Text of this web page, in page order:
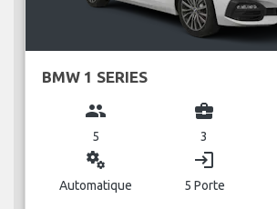
BMW 1 SERIES
group
5
business_center
3
miscellaneous_services
Automatique
login
5 Porte